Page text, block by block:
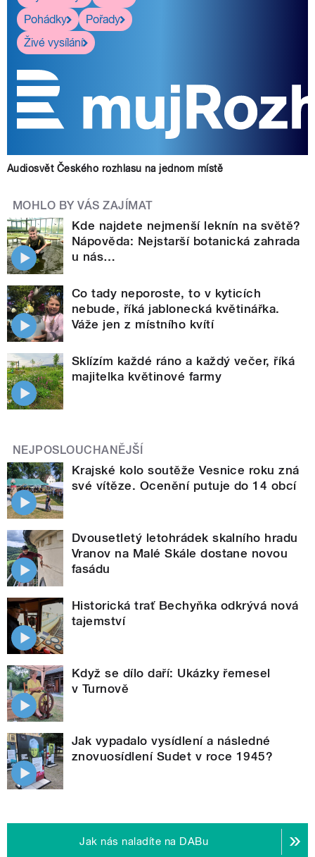
Pohádky
Pořady
Živé vysílání
Audiosvět Českého rozhlasu na jednom místě
MOHLO BY VÁS ZAJÍMAT
Kde najdete nejmenší leknín na světě?
Nápověda: Nejstarší botanická zahrada
u nás…
Co tady neporoste, to v kyticích
nebude, říká jablonecká květinářka.
Váže jen z místního kvítí
Sklízím každé ráno a každý večer, říká
majitelka květinové farmy
NEJPOSLOUCHANĚJŠÍ
Krajské kolo soutěže Vesnice roku zná
své vítěze. Ocenění putuje do 14 obcí
Dvousetletý letohrádek skalního hradu
Vranov na Malé Skále dostane novou
fasádu
Historická trať Bechyňka odkrývá nová
tajemství
Když se dílo daří: Ukázky řemesel
v Turnově
Jak vypadalo vysídlení a následné
znovuosídlení Sudet v roce 1945?
Jak nás naladíte na DABu